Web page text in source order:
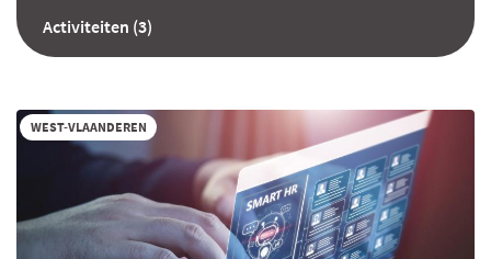
Activiteiten (3)
WEST-VLAANDEREN